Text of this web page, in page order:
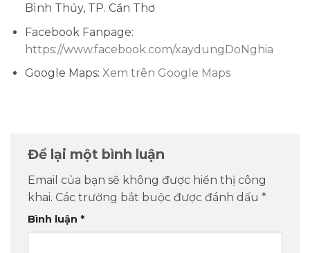
Bình Thủy, TP. Cần Thơ
Facebook Fanpage:
https://www.facebook.com/xaydungDoNghia
Google Maps: Xem trên Google Maps
Để lại một bình luận
Email của bạn sẽ không được hiển thị công
khai. Các trường bắt buộc được đánh dấu *
Bình luận *